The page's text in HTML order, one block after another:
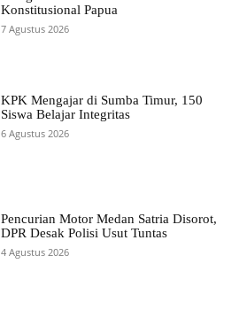
Konstitusional Papua
7 Agustus 2026
KPK Mengajar di Sumba Timur, 150
Siswa Belajar Integritas
6 Agustus 2026
Pencurian Motor Medan Satria Disorot,
DPR Desak Polisi Usut Tuntas
4 Agustus 2026